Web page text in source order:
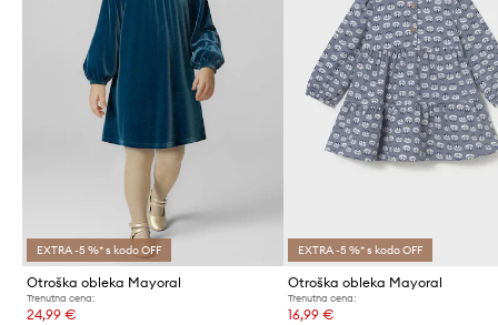
EXTRA -5 %* s kodo OFF
Otroška obleka Mayoral
Trenutna cena:
24,99 €
EXTRA -5 %* s kodo OFF
Otroška obleka Mayoral
Trenutna cena:
16,99 €